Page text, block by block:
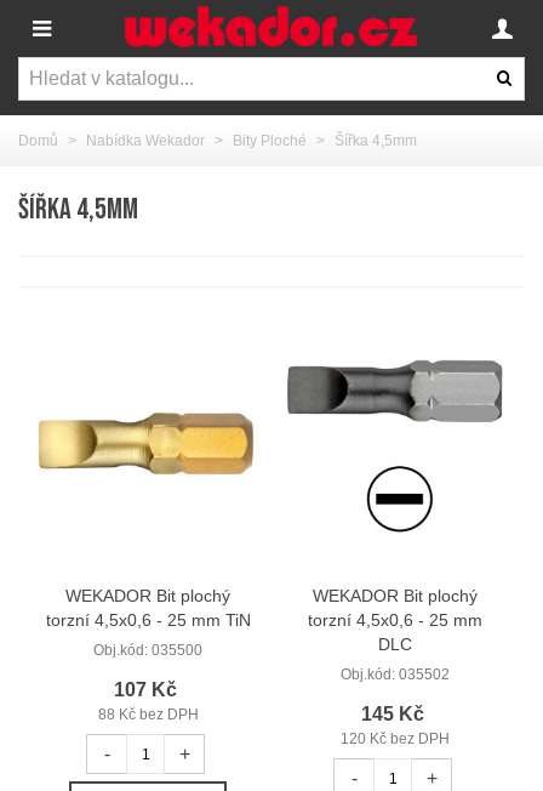
Domů > Nabídka Wekador > Bity Ploché > Šířka 4,5mm
ŠÍŘKA 4,5MM
WEKADOR Bit plochý
torzní 4,5x0,6 - 25 mm TiN
Obj.kód: 035500
107 Kč
88 Kč bez DPH
- +
WEKADOR Bit plochý
torzní 4,5x0,6 - 25 mm
DLC
Obj.kód: 035502
145 Kč
120 Kč bez DPH
- +